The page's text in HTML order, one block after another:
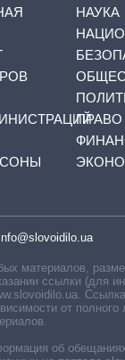
НАУКА
ПРАВО
материалов,
ссылки (для
от полного
об